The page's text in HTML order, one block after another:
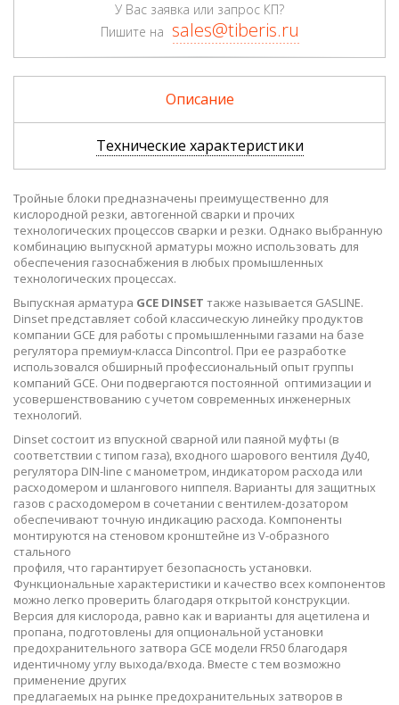
У Вас заявка или запрос КП?
Пишите на sales@tiberis.ru
Описание
Технические характеристики
Тройные блоки предназначены преимущественно для
кислородной резки, автогенной сварки и прочих
технологических процессов сварки и резки. Однако выбранную
комбинацию выпускной арматуры можно использовать для
обеспечения газоснабжения в любых промышленных
технологических процессах.
Выпускная арматура GCE DINSET также называется GASLINE.
Dinset представляет собой классическую линейку продуктов
компании GCE для работы с промышленными газами на базе
регулятора премиум-класса Dincontrol. При ее разработке
использовался обширный профессиональный опыт группы
компаний GCE. Они подвергаются постоянной оптимизации и
усовершенствованию с учетом современных инженерных
технологий.
Dinset состоит из впускной сварной или паяной муфты (в
соответствии с типом газа), входного шарового вентиля Ду40,
регулятора DIN-line с манометром, индикатором расхода или
расходомером и шлангового ниппеля. Варианты для защитных
газов с расходомером в сочетании с вентилeм-дозатором
обеспечивают точную индикацию расхода. Компоненты
монтируются на стеновом кронштейне из V-образного
стального
профиля, что гарантирует безопасность установки.
Функциональные характеристики и качество всех компонентов
можно легко проверить благодаря открытой конструкции.
Версия для кислорода, равно как и варианты для ацетилена и
пропана, подготовлены для опциональной установки
предохранительного затвора GCE модели FR50 благодаря
идентичному углу выхода/входа. Вместе с тем возможно
применение других
предлагаемых на рынке предохранительных затворов в